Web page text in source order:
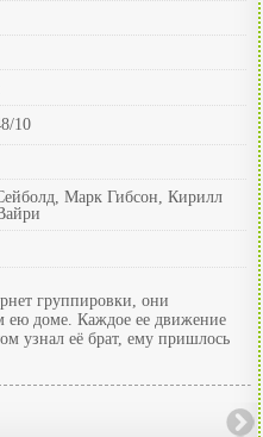
10
Марк Гибсон, Кирилл
группировки, они
ею доме. Каждое ее движение
узнал её брат, ему пришлось